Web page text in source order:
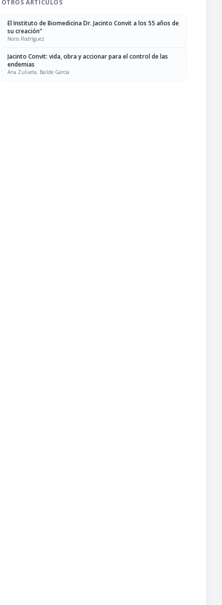
OTROS ARTÍCULOS
El Instituto de Biomedicina Dr. Jacinto Convit a los 55 años de
su creación”
Noris Rodríguez
Jacinto Convit: vida, obra y accionar para el control de las
endemias
Ana Zulueta, Bailde García